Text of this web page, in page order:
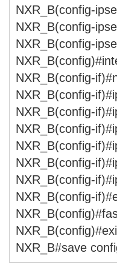
NXR_B(config-
NXR_B(config-
NXR_B(config-
NXR_B(config-
NXR_B(config-
NXR_B(config-
NXR_B(config-
NXR_B(config-
NXR_B(config-
NXR_B(config-
NXR_B(config-
NXR_B#save